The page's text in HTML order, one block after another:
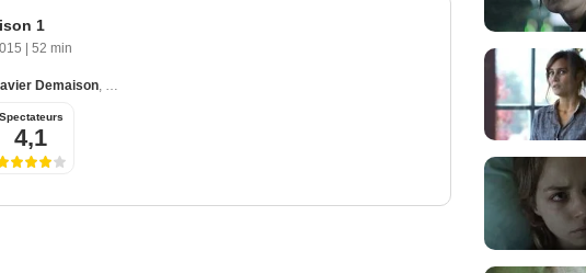
1
52 min
Demaison, Pierre-François Martin-Laval Laurent Bateau
Spectateurs
4,1